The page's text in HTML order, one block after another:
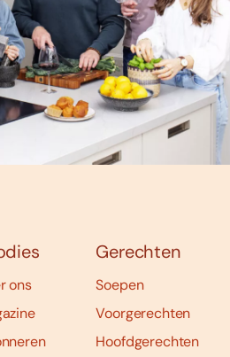
ons
Gerechten
Soepen
Voorgerechten
Hoofdgerechten